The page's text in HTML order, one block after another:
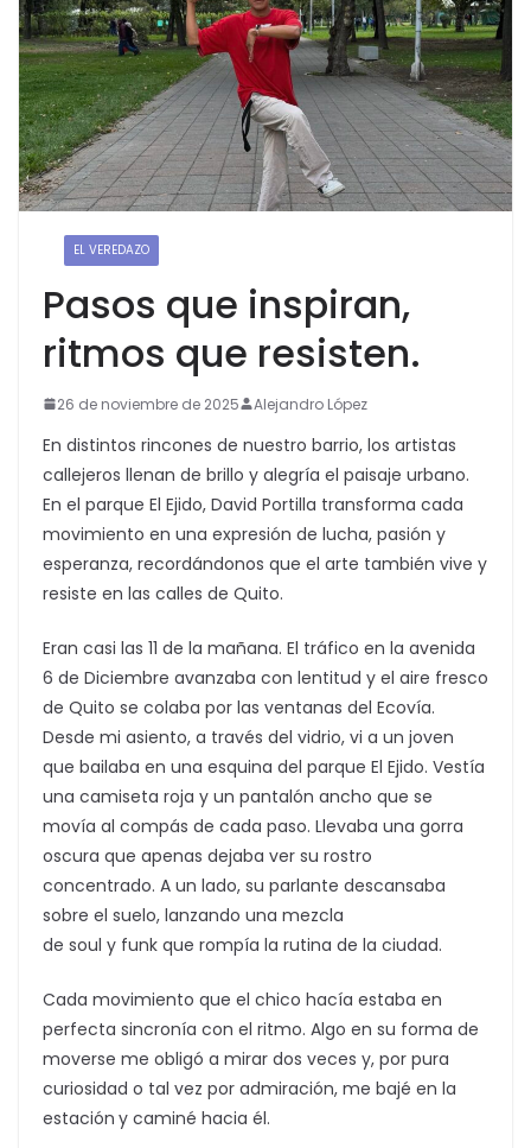
EL VEREDAZO
Pasos que inspiran,
ritmos que resisten.
26 de noviembre de 2025 Alejandro López
En distintos rincones de nuestro barrio, los artistas
callejeros llenan de brillo y alegría el paisaje urbano.
En el parque El Ejido, David Portilla transforma cada
movimiento en una expresión de lucha, pasión y
esperanza, recordándonos que el arte también vive y
resiste en las calles de Quito.
Eran casi las 11 de la mañana. El tráfico en la avenida
6 de Diciembre avanzaba con lentitud y el aire fresco
de Quito se colaba por las ventanas del Ecovía.
Desde mi asiento, a través del vidrio, vi a un joven
que bailaba en una esquina del parque El Ejido. Vestía
una camiseta roja y un pantalón ancho que se
movía al compás de cada paso. Llevaba una gorra
oscura que apenas dejaba ver su rostro
concentrado. A un lado, su parlante descansaba
sobre el suelo, lanzando una mezcla
de soul y funk que rompía la rutina de la ciudad.
Cada movimiento que el chico hacía estaba en
perfecta sincronía con el ritmo. Algo en su forma de
moverse me obligó a mirar dos veces y, por pura
curiosidad o tal vez por admiración, me bajé en la
estación y caminé hacia él.